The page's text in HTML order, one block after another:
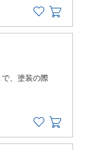
、塗装の際